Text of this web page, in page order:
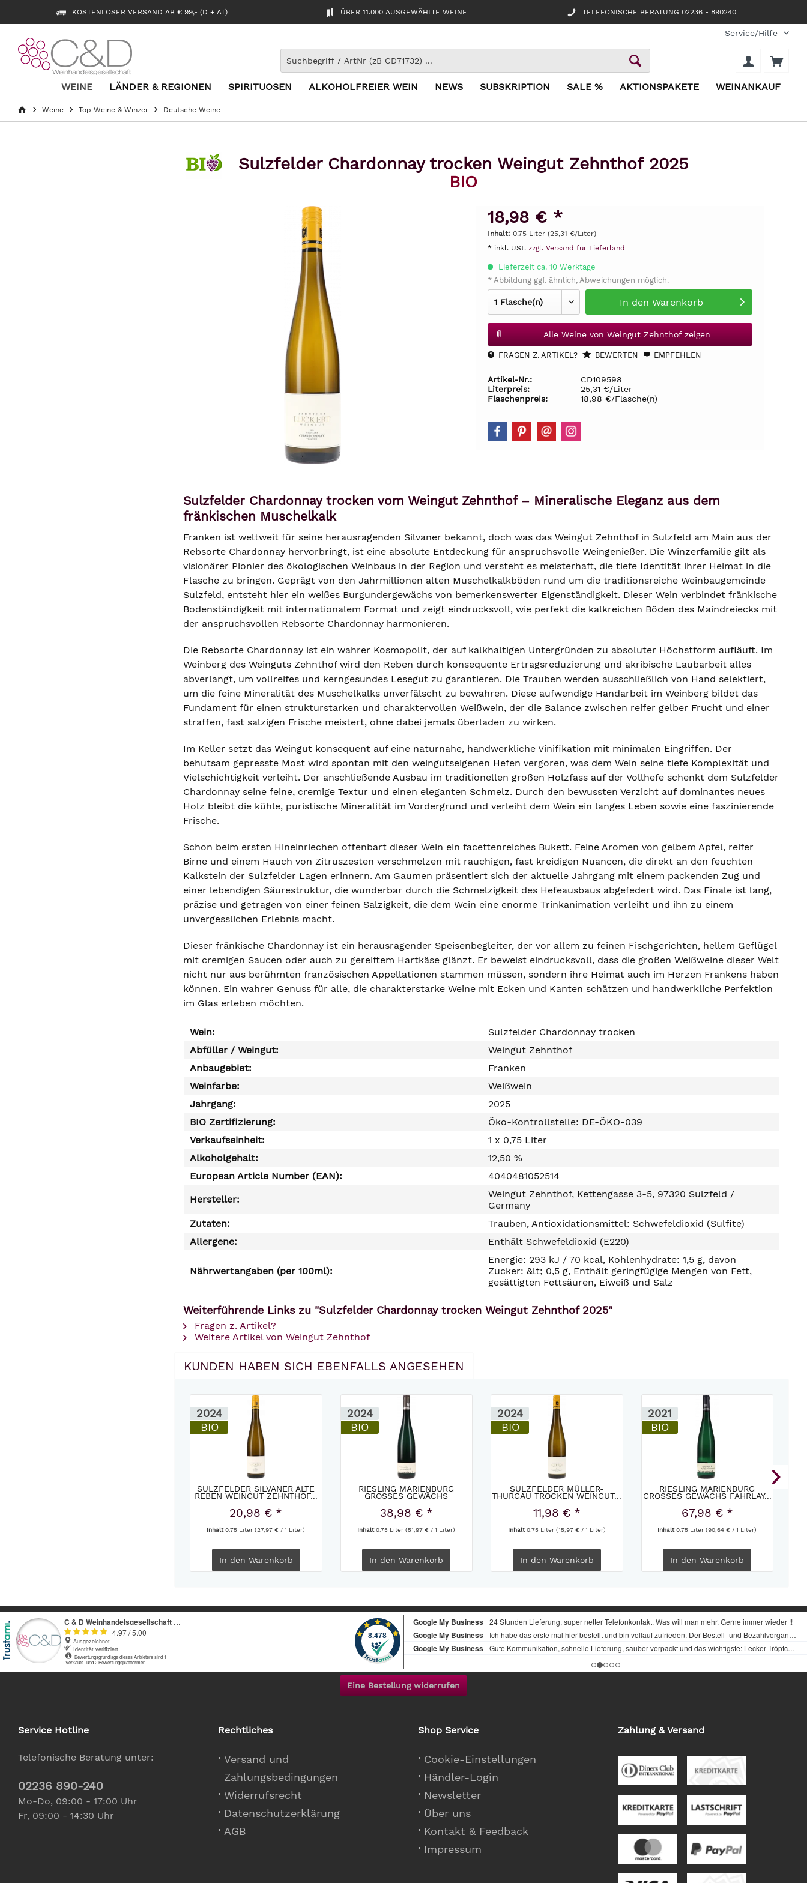
KOSTENLOSER VERSAND AB € 99,- (D + AT) ÜBER 11.000 AUSGEWÄHLTE WEINE TELEFONISCHE BERATUNG 02236 - 890240
Service/Hilfe
WEINE LÄNDER & REGIONEN SPIRITUOSEN ALKOHOLFREIER WEIN NEWS SUBSKRIPTION SALE % AKTIONSPAKETE WEINANKAUF
Weine Top Weine & Winzer Deutsche Weine
Sulzfelder Chardonnay trocken Weingut Zehnthof 2025
BIO
18,98 € *
Inhalt: 0.75 Liter (25,31 €/Liter)
* inkl. USt. zzgl. Versand für Lieferland
Lieferzeit ca. 10 Werktage
* Abbildung ggf. ähnlich, Abweichungen möglich.
In den Warenkorb
Alle Weine von Weingut Zehnthof zeigen
FRAGEN Z. ARTIKEL? BEWERTEN EMPFEHLEN
Artikel-Nr.:
CD109598
Literpreis:
25,31 €/Liter
Flaschenpreis:
18,98 €/Flasche(n)
Sulzfelder Chardonnay trocken vom Weingut Zehnthof – Mineralische Eleganz aus dem
fränkischen Muschelkalk
Franken ist weltweit für seine herausragenden Silvaner bekannt, doch was das Weingut Zehnthof in Sulzfeld am Main aus der
Rebsorte Chardonnay hervorbringt, ist eine absolute Entdeckung für anspruchsvolle Weingenießer. Die Winzerfamilie gilt als
visionärer Pionier des ökologischen Weinbaus in der Region und versteht es meisterhaft, die tiefe Identität ihrer Heimat in die
Flasche zu bringen. Geprägt von den Jahrmillionen alten Muschelkalkböden rund um die traditionsreiche Weinbaugemeinde
Sulzfeld, entsteht hier ein weißes Burgundergewächs von bemerkenswerter Eigenständigkeit. Dieser Wein verbindet fränkische
Bodenständigkeit mit internationalem Format und zeigt eindrucksvoll, wie perfekt die kalkreichen Böden des Maindreiecks mit
der anspruchsvollen Rebsorte Chardonnay harmonieren.
Die Rebsorte Chardonnay ist ein wahrer Kosmopolit, der auf kalkhaltigen Untergründen zu absoluter Höchstform aufläuft. Im
Weinberg des Weinguts Zehnthof wird den Reben durch konsequente Ertragsreduzierung und akribische Laubarbeit alles
abverlangt, um vollreifes und kerngesundes Lesegut zu garantieren. Die Trauben werden ausschließlich von Hand selektiert,
um die feine Mineralität des Muschelkalks unverfälscht zu bewahren. Diese aufwendige Handarbeit im Weinberg bildet das
Fundament für einen strukturstarken und charaktervollen Weißwein, der die Balance zwischen reifer gelber Frucht und einer
straffen, fast salzigen Frische meistert, ohne dabei jemals überladen zu wirken.
Im Keller setzt das Weingut konsequent auf eine naturnahe, handwerkliche Vinifikation mit minimalen Eingriffen. Der
behutsam gepresste Most wird spontan mit den weingutseigenen Hefen vergoren, was dem Wein seine tiefe Komplexität und
Vielschichtigkeit verleiht. Der anschließende Ausbau im traditionellen großen Holzfass auf der Vollhefe schenkt dem Sulzfelder
Chardonnay seine feine, cremige Textur und einen eleganten Schmelz. Durch den bewussten Verzicht auf dominantes neues
Holz bleibt die kühle, puristische Mineralität im Vordergrund und verleiht dem Wein ein langes Leben sowie eine faszinierende
Frische.
Schon beim ersten Hineinriechen offenbart dieser Wein ein facettenreiches Bukett. Feine Aromen von gelbem Apfel, reifer
Birne und einem Hauch von Zitruszesten verschmelzen mit rauchigen, fast kreidigen Nuancen, die direkt an den feuchten
Kalkstein der Sulzfelder Lagen erinnern. Am Gaumen präsentiert sich der aktuelle Jahrgang mit einem packenden Zug und
einer lebendigen Säurestruktur, die wunderbar durch die Schmelzigkeit des Hefeausbaus abgefedert wird. Das Finale ist lang,
präzise und getragen von einer feinen Salzigkeit, die dem Wein eine enorme Trinkanimation verleiht und ihn zu einem
unvergesslichen Erlebnis macht.
Dieser fränkische Chardonnay ist ein herausragender Speisenbegleiter, der vor allem zu feinen Fischgerichten, hellem Geflügel
mit cremigen Saucen oder auch zu gereiftem Hartkäse glänzt. Er beweist eindrucksvoll, dass die großen Weißweine dieser Welt
nicht nur aus berühmten französischen Appellationen stammen müssen, sondern ihre Heimat auch im Herzen Frankens haben
können. Ein wahrer Genuss für alle, die charakterstarke Weine mit Ecken und Kanten schätzen und handwerkliche Perfektion
im Glas erleben möchten.
Wein:
Sulzfelder Chardonnay trocken
Abfüller / Weingut:
Weingut Zehnthof
Anbaugebiet:
Franken
Weinfarbe:
Weißwein
Jahrgang:
2025
BIO Zertifizierung:
Öko-Kontrollstelle: DE-ÖKO-039
Verkaufseinheit:
1 x 0,75 Liter
Alkoholgehalt:
12,50 %
European Article Number (EAN):
4040481052514
Hersteller:
Weingut Zehnthof, Kettengasse 3-5, 97320 Sulzfeld /
Germany
Zutaten:
Trauben, Antioxidationsmittel: Schwefeldioxid (Sulfite)
Allergene:
Enthält Schwefeldioxid (E220)
Nährwertangaben (per 100ml):
Energie: 293 kJ / 70 kcal, Kohlenhydrate: 1,5 g, davon
Zucker: &lt; 0,5 g, Enthält geringfügige Mengen von Fett,
gesättigten Fettsäuren, Eiweiß und Salz
Weiterführende Links zu "Sulzfelder Chardonnay trocken Weingut Zehnthof 2025"
Fragen z. Artikel?
Weitere Artikel von Weingut Zehnthof
KUNDEN HABEN SICH EBENFALLS ANGESEHEN
2024
BIO
SULZFELDER SILVANER ALTE
REBEN WEINGUT ZEHNTHOF...
20,98 € *
Inhalt0.75 Liter(27,97 € / 1 Liter)
In den Warenkorb
2024
BIO
RIESLING MARIENBURG
GROSSES GEWÄCHS
CLEMENS...
38,98 € *
Inhalt0.75 Liter(51,97 € / 1 Liter)
In den Warenkorb
2024
BIO
SULZFELDER MÜLLER-
THURGAU TROCKEN WEINGUT...
11,98 € *
Inhalt0.75 Liter (15,97 € / 1 Liter)
In den Warenkorb
2021
BIO
RIESLING MARIENBURG
GROSSES GEWÄCHS FAHRLAY...
67,98 € *
Inhalt0.75 Liter(90,64 € / 1 Liter)
In den Warenkorb
Eine Bestellung widerrufen
Service Hotline
Telefonische Beratung unter:
02236 890-240
Mo-Do, 09:00 - 17:00 Uhr
Fr, 09:00 - 14:30 Uhr
Rechtliches
Versand und
Zahlungsbedingungen
Widerrufsrecht
Datenschutzerklärung
AGB
Shop Service
Cookie-Einstellungen
Händler-Login
Newsletter
Über uns
Kontakt & Feedback
Impressum
Zahlung & Versand